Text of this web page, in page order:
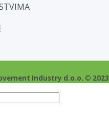
Industry d.o.o. © 2023